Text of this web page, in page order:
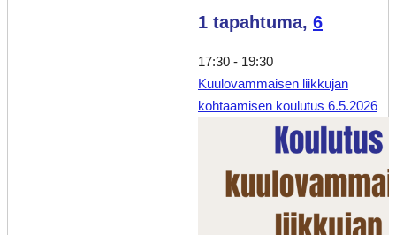
1 tapahtuma, 6
17:30 - 19:30
Kuulovammaisen liikkujan
kohtaamisen koulutus 6.5.2026